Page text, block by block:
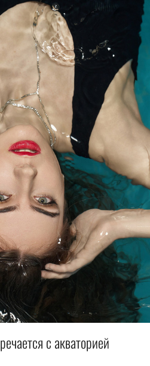
с акваторией